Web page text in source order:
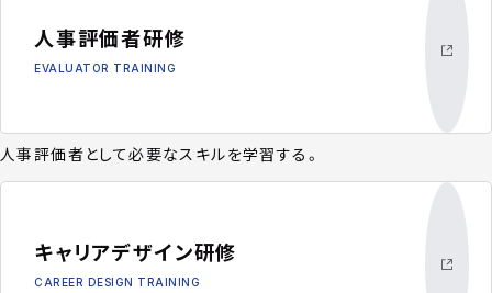
人事評価者研修
EVALUATOR TRAINING
人事評価者として必要なスキルを学習する。
キャリアデザイン研修
CAREER DESIGN TRAINING